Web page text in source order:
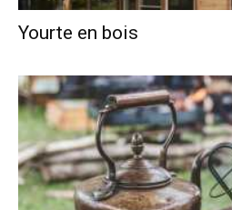
Yourte en bois